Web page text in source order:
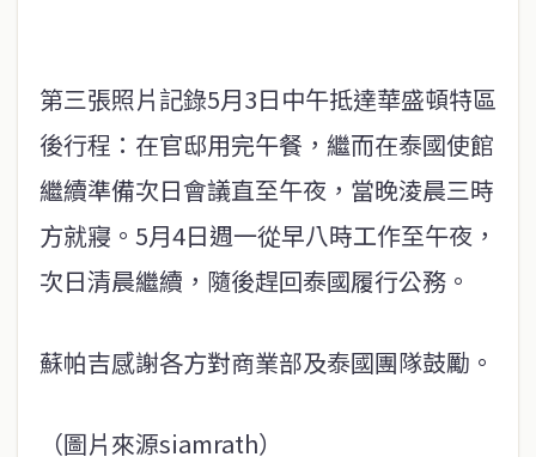
第三張照片記錄5月3日中午抵達華盛頓特區
後行程：在官邸用完午餐，繼而在泰國使館
繼續準備次日會議直至午夜，當晚淩晨三時
方就寢。5月4日週一從早八時工作至午夜，
次日清晨繼續，隨後趕回泰國履行公務。
蘇帕吉感謝各方對商業部及泰國團隊鼓勵。
（圖片來源siamrath）